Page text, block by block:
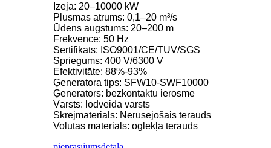
Izeja: 20–10000 kW
Plūsmas ātrums: 0,1–20 m³/s
Ūdens augstums: 20–200 m
Frekvence: 50 Hz
Sertifikāts: ISO9001/CE/TUV/SGS
Spriegums: 400 V/6300 V
Efektivitāte: 88%-93%
Ģeneratora tips: SFW10-SWF10000
Ģenerators: bezkontaktu ierosme
Vārsts: lodveida vārsts
Skrējmateriāls: Nerūsējošais tērauds
Volūtas materiāls: oglekļa tērauds